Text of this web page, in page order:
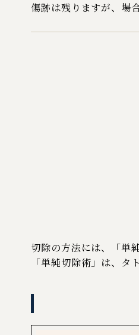
傷跡は残りますが、場
切除の方法には、「単
「単純切除術」は、